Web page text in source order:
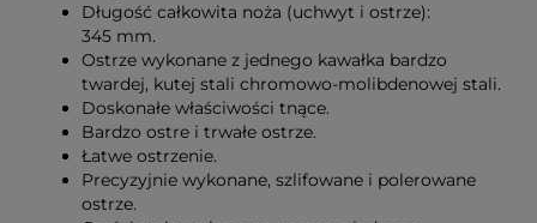
Długość całkowita noża (uchwyt i ostrze):
345 mm.
Ostrze wykonane z jednego kawałka bardzo
twardej, kutej stali chromowo-molibdenowej stali.
Doskonałe właściwości tnące.
Bardzo ostre i trwałe ostrze.
Łatwe ostrzenie.
Precyzyjnie wykonane, szlifowane i polerowane
ostrze.